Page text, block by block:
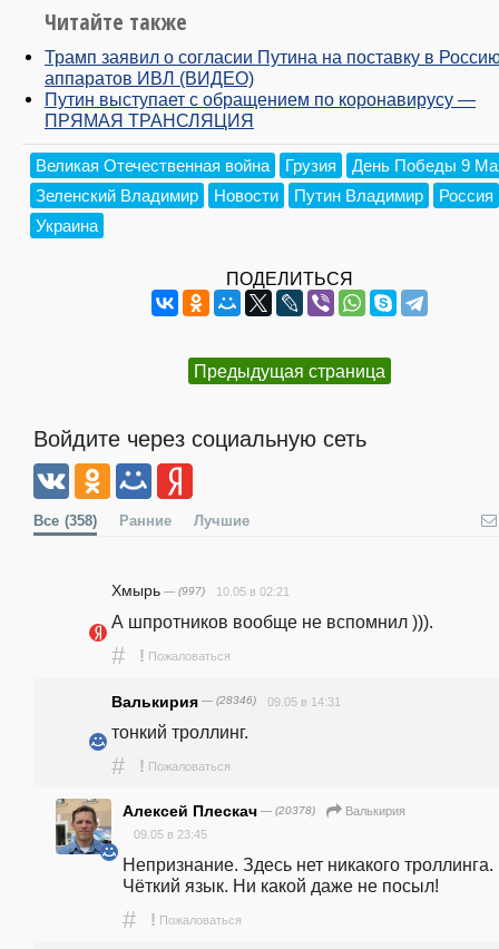
Читайте также
Трамп заявил о согласии Путина на поставку в
аппаратов ИВЛ (ВИДЕО)
Путин выступает с обращением по коронавирусу —
ПРЯМАЯ ТРАНСЛЯЦИЯ
Великая Отечественная война Грузия
День Победы 9
Зеленский Владимир
Новости Путин Владимир
Россия
Украина
ПОДЕЛИТЬСЯ
Предыдущая страница
Войдите через социальную сеть
Все (358) Ранние Лучшие
Хмырь — (997) 10.05 в 02:21
А шпротников вообще не вспомнил ))).
# ! Пожаловаться
Валькирия — (28346) 09.05 в 14:31
тонкий троллинг.
# ! Пожаловаться
Алексей Плескач — (20378)
Валькирия
09.05 в 23:45
Непризнание. Здесь нет никакого троллинга.
Чёткий язык. Ни какой даже не посыл!
# ! Пожаловаться